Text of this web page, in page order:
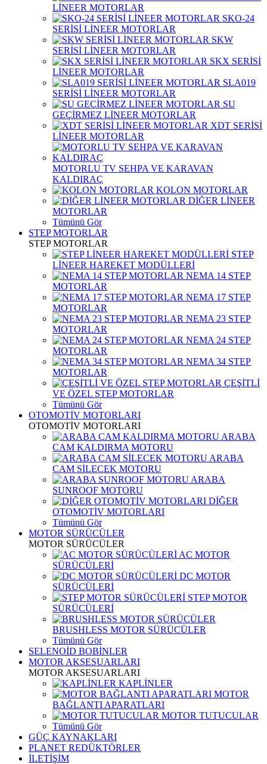
LİNEER MOTORLAR
SKO-24
SERİSİ LİNEER MOTORLAR
SKW
SERİSİ LİNEER MOTORLAR
SKX SERİSİ
LİNEER MOTORLAR
SLA019
SERİSİ LİNEER MOTORLAR
SU
GEÇİRMEZ LİNEER MOTORLAR
XDT SERİSİ
LİNEER MOTORLAR
MOTORLU TV SEHPA VE KARAVAN
KALDIRAÇ
KOLON MOTORLAR
DİĞER LİNEER
MOTORLAR
Tümünü Gör
STEP MOTORLAR
STEP MOTORLAR
STEP
LİNEER HAREKET MODÜLLERİ
NEMA 14 STEP
MOTORLAR
NEMA 17 STEP
MOTORLAR
NEMA 23 STEP
MOTORLAR
NEMA 24 STEP
MOTORLAR
NEMA 34 STEP
MOTORLAR
ÇEŞİTLİ
VE ÖZEL STEP MOTORLAR
Tümünü Gör
OTOMOTİV MOTORLARI
OTOMOTİV MOTORLARI
ARABA
CAM KALDIRMA MOTORU
ARABA
CAM SİLECEK MOTORU
ARABA
SUNROOF MOTORU
DİĞER
OTOMOTİV MOTORLARI
Tümünü Gör
MOTOR SÜRÜCÜLER
MOTOR SÜRÜCÜLER
AC MOTOR
SÜRÜCÜLERİ
DC MOTOR
SÜRÜCÜLERİ
STEP MOTOR
SÜRÜCÜLERİ
BRUSHLESS MOTOR SÜRÜCÜLER
Tümünü Gör
SELENOİD BOBİNLER
MOTOR AKSESUARLARI
MOTOR AKSESUARLARI
KAPLİNLER
MOTOR
BAĞLANTI APARATLARI
MOTOR TUTUCULAR
Tümünü Gör
GÜÇ KAYNAKLARI
PLANET REDÜKTÖRLER
İLETİŞİM